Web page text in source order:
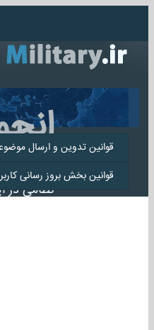
انجمن
نظامی در
قوانین تدوین و ارسال
قوانین بخش بروز رسانی